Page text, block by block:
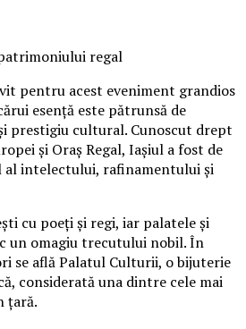
regal
pentru acest eveniment grandios
esență este pătrunsă de
prestigiu cultural. Cunoscut drept
și Oraș Regal, Iașiul a fost de
al intelectului, rafinamentului și
cu poeți și regi, iar palatele și
un omagiu trecutului nobil. În
se află Palatul Culturii, o bijuterie
considerată una dintre cele mai
țară.